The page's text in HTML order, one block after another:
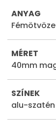
ANYAG
MÉRET
40mm
SZÍNEK
alu-